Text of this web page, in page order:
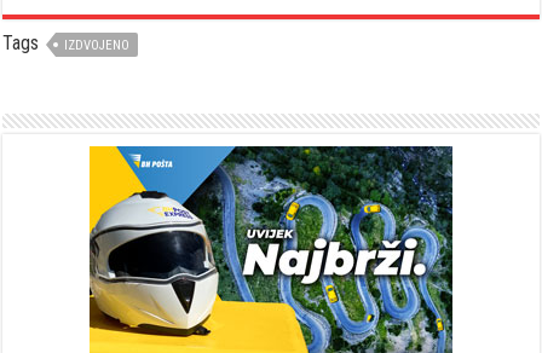
Tags IZDVOJENO